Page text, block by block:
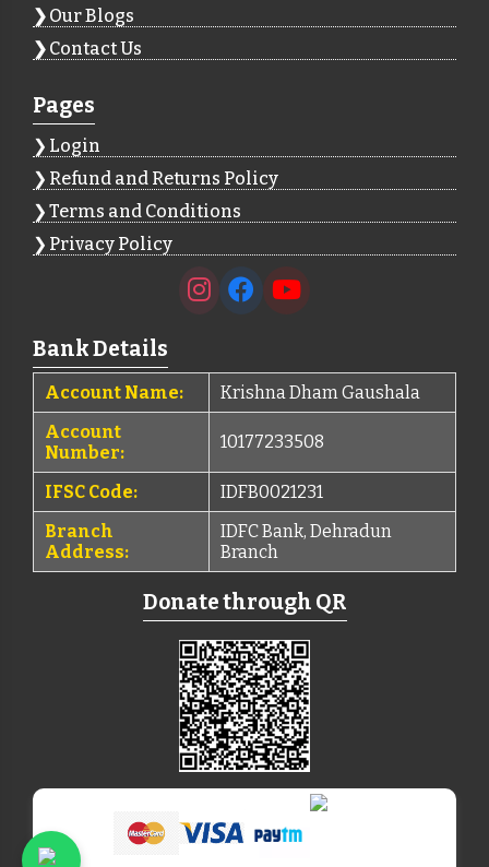
Our Blogs
Contact Us
Pages
Login
Refund and Returns Policy
Terms and Conditions
Privacy Policy
Bank Details
Account Name:
Krishna Dham Gaushala
Account
Number:
10177233508
IFSC Code:
IDFB0021231
Branch
Address:
IDFC Bank, Dehradun
Branch
Donate through QR